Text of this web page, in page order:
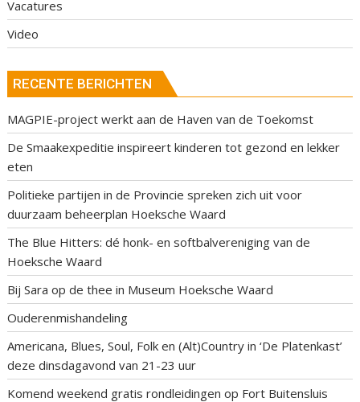
Vacatures
Video
RECENTE BERICHTEN
MAGPIE-project werkt aan de Haven van de Toekomst
De Smaakexpeditie inspireert kinderen tot gezond en lekker
eten
Politieke partijen in de Provincie spreken zich uit voor
duurzaam beheerplan Hoeksche Waard
The Blue Hitters: dé honk- en softbalvereniging van de
Hoeksche Waard
Bij Sara op de thee in Museum Hoeksche Waard
Ouderenmishandeling
Americana, Blues, Soul, Folk en (Alt)Country in ‘De Platenkast’
deze dinsdagavond van 21-23 uur
Komend weekend gratis rondleidingen op Fort Buitensluis